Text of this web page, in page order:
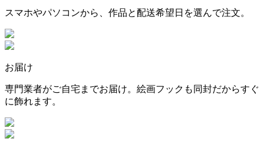
スマホやパソコンから、作品と配送希望日を選んで注文。
お届け
専門業者がご自宅までお届け。絵画フックも同封だからすぐ
に飾れます。